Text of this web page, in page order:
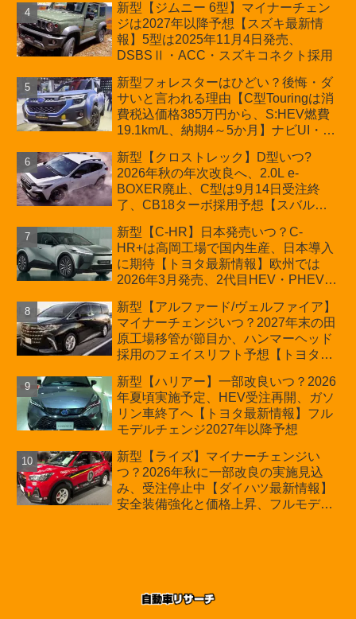
プが争点【スズキ最新情報】特別仕様
車「ZC33S Final Edition」終了
新型【ジムニー 6型】マイナーチェン
ジは2027年以降予想【スズキ最新情
報】5型は2025年11月4日発売、
DSBSⅡ・ACC・スズキコネクト採用
新型フォレスターはひどい？後悔・ダ
サいと言われる理由【C型Touringは消
費税込価格385万円から、S:HEV燃費
19.1km/L、納期4～5か月】ナビUI・冬
カーオブザイヤーとJNCAP大賞受賞後
も残る注意点
新型【クロストレック】D型いつ?
2026年秋の年次改良へ、2.0L e-
BOXER廃止、C型は9月14日受注終
了、CB18ターボ採用予想【スバル最
新型【C-HR】日本発売いつ？C-
HR+は高岡工場で国内生産、日本導入
に期待【トヨタ最新情報】欧州では
2026年3月発売、2代目HEV・PHEVは
新型【アルファード/ヴェルファイア】
マイナーチェンジいつ？2027年末の田
原工場移管が節目か、ハンマーヘッド
採用のフェイスリフト予想【トヨタ最
費税込価格559万9000円から
新型【ハリアー】一部改良いつ？2026
年夏頃実施予定、HEV受注再開、ガソ
リン車終了へ【トヨタ最新情報】フル
モデルチェンジ2027年以降予想
新型【ライズ】マイナーチェンジい
つ？2026年秋に一部改良の実施見込
み、受注停止中【ダイハツ最新情報】
安全装備強化と価格上昇、フルモデル